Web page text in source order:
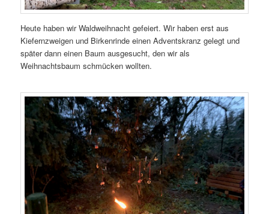
Heute haben wir Waldweihnacht gefeiert. Wir haben erst aus
Kiefernzweigen und Birkenrinde einen Adventskranz gelegt und
später dann einen Baum ausgesucht, den wir als
Weihnachtsbaum schmücken wollten.